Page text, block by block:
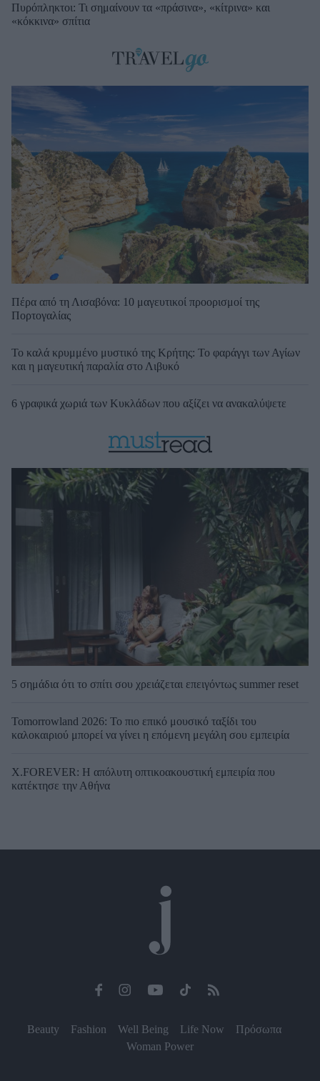
Πυρόπληκτοι: Τι σημαίνουν τα «πράσινα», «κίτρινα» και
«κόκκινα» σπίτια
Πέρα από τη Λισαβόνα: 10 μαγευτικοί προορισμοί της
Πορτογαλίας
Το καλά κρυμμένο μυστικό της Κρήτης: Το φαράγγι των Αγίων
και η μαγευτική παραλία στο Λιβυκό
6 γραφικά χωριά των Κυκλάδων που αξίζει να ανακαλύψετε
5 σημάδια ότι το σπίτι σου χρειάζεται επειγόντως summer reset
Tomorrowland 2026: Το πιο επικό μουσικό ταξίδι του
καλοκαιριού μπορεί να γίνει η επόμενη μεγάλη σου εμπειρία
X.FOREVER: Η απόλυτη οπτικοακουστική εμπειρία που
κατέκτησε την Αθήνα
Beauty Fashion Well Being Life Now
Πρόσωπα
Woman Power